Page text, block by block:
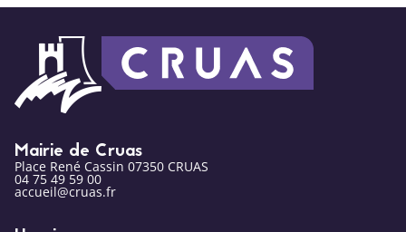
Mairie de Cruas
Place René Cassin 07350 CRUAS
04 75 49 59 00
accueil@cruas.fr